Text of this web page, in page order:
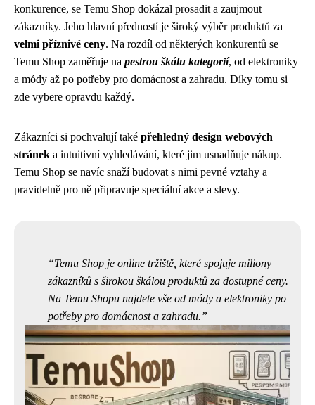
konkurence, se Temu Shop dokázal prosadit a zaujmout
zákazníky. Jeho hlavní předností je široký výběr produktů za
velmi příznivé ceny. Na rozdíl od některých konkurentů se
Temu Shop zaměřuje na pestrou škálu kategorií, od elektroniky
a módy až po potřeby pro domácnost a zahradu. Díky tomu si
zde vybere opravdu každý.
Zákazníci si pochvalují také přehledný design webových
stránek a intuitivní vyhledávání, které jim usnadňuje nákup.
Temu Shop se navíc snaží budovat s nimi pevné vztahy a
pravidelně pro ně připravuje speciální akce a slevy.
Temu Shop je online tržiště, které spojuje miliony
zákazníků s širokou škálou produktů za dostupné ceny.
Na Temu Shopu najdete vše od módy a elektroniky po
potřeby pro domácnost a zahradu.